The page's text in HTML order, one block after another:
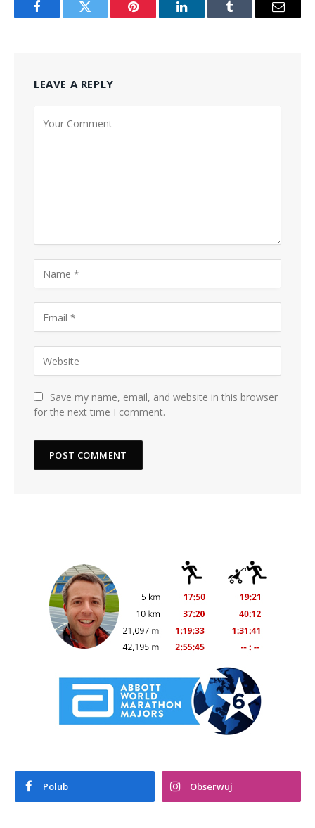
FacebookTwitter Pinterest LinkedInTumblr Email
LEAVE A REPLY
Save my name, email, and website in this browser
for the next time I comment.
Polub Obserwuj